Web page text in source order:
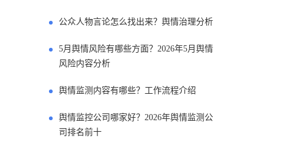
公众人物言论怎么找出来？舆情治理分析
5月舆情风险有哪些方面？2026年5月舆情
风险内容分析
舆情监测内容有哪些？工作流程介绍
舆情监控公司哪家好？2026年舆情监测公
司排名前十